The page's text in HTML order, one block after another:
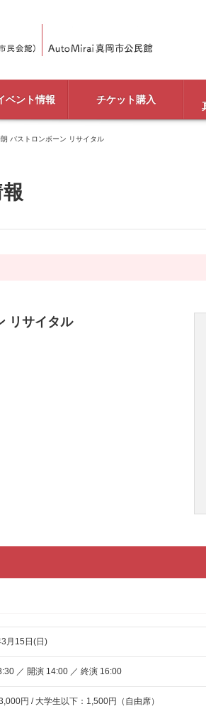
ベント情報 チケット購入
バストロンボーン リサイタル
リサイタル
月15日(日)
／ 開演 14:00 ／ 終演 16:00
円 / 大学生以下：1,500円（自由席）